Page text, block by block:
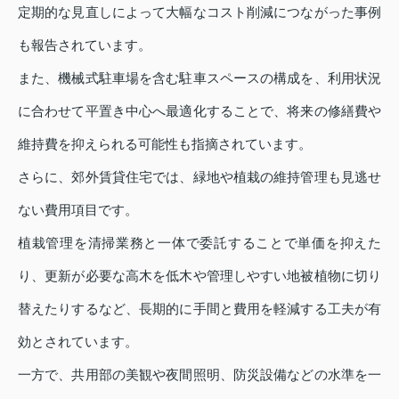
定期的な見直しによって大幅なコスト削減につながった事例
も報告されています。
また、機械式駐車場を含む駐車スペースの構成を、利用状況
に合わせて平置き中心へ最適化することで、将来の修繕費や
維持費を抑えられる可能性も指摘されています。
さらに、郊外賃貸住宅では、緑地や植栽の維持管理も見逃せ
ない費用項目です。
植栽管理を清掃業務と一体で委託することで単価を抑えた
り、更新が必要な高木を低木や管理しやすい地被植物に切り
替えたりするなど、長期的に手間と費用を軽減する工夫が有
効とされています。
一方で、共用部の美観や夜間照明、防災設備などの水準を一